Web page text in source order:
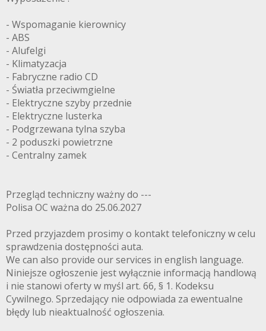
- Wspomaganie kierownicy
- ABS
- Alufelgi
- Klimatyzacja
- Fabryczne radio CD
- Światła przeciwmgielne
- Elektryczne szyby przednie
- Elektryczne lusterka
- Podgrzewana tylna szyba
- 2 poduszki powietrzne
- Centralny zamek
Przegląd techniczny ważny do ---
Polisa OC ważna do 25.06.2027
Przed przyjazdem prosimy o kontakt telefoniczny w celu
sprawdzenia dostępności auta.
We can also provide our services in english language.
Niniejsze ogłoszenie jest wyłącznie informacją handlową
i nie stanowi oferty w myśl art. 66, § 1. Kodeksu
Cywilnego. Sprzedający nie odpowiada za ewentualne
błędy lub nieaktualność ogłoszenia.